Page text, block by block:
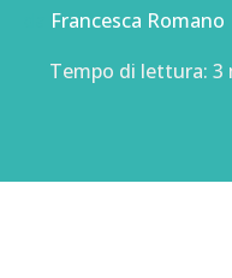
Francesca Romano
Tempo di lettura: 3